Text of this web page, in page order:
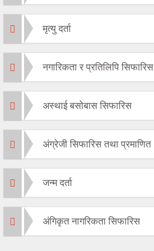
मृत्यु दर्ता
नगारिकता र प्रतिलिपि सिफारिस
अस्थाई बसोबास सिफारिस
अंग्रेजी सिफारिस तथा प्रमाणित
जन्म दर्ता
अंगिकृत नागरिकता सिफारिस